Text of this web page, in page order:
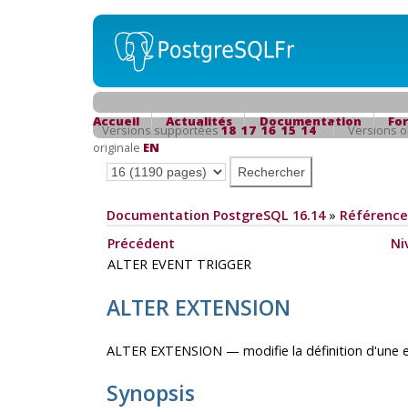
Accueil Actualités Documentation
Versions supportées18 17 16 15 14
Versions
originale EN
Documentation PostgreSQL 16.14» Référence
Précédent
ALTER EVENT TRIGGER
ALTER EXTENSION
ALTER EXTENSION — modifie la définition d'une
Synopsis